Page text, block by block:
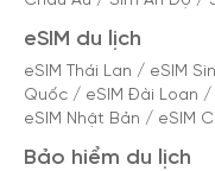
eSIM du lịch
eSIM Thái Lan / eSIM
Quốc / eSIM Đài Loan /
eSIM Nhật Bản / eSIM
Bảo hiểm du lịch